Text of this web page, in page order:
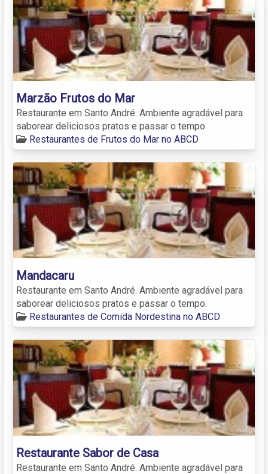
Marzão Frutos do Mar
Restaurante em Santo André. Ambiente agradável para
saborear deliciosos pratos e passar o tempo.
Restaurantes de Frutos do Mar no ABCD
Mandacaru
Restaurante em Santo André. Ambiente agradável para
saborear deliciosos pratos e passar o tempo.
Restaurantes de Comida Nordestina no ABCD
Restaurante Sabor de Casa
Restaurante em Santo André. Ambiente agradável para